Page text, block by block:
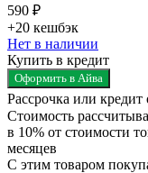
590 ₽
+20 кешбэк
Нет в наличии
Купить в кредит
Оформить в Айва
Рассрочка или кредит
Стоимость
в 10% от стоимости
месяцев
С этим товаром